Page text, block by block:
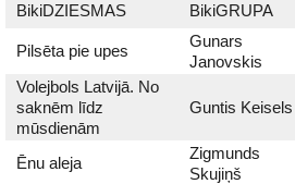
BikiDZIESMAS BikiGRUPA
Pilsēta pie upes
Gunars
Janovskis
Volejbols Latvijā. No
saknēm līdz
mūsdienām
Guntis Keisels
Ēnu aleja
Zigmunds
Skujiņš